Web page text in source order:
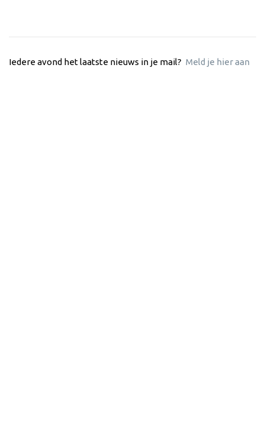
Iedere avond het laatste nieuws in je mail? Meld je hier aan